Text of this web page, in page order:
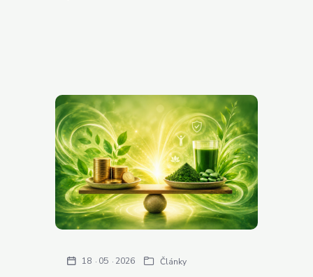
18 05 2026 Články